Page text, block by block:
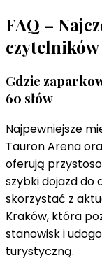
FAQ –
czytelników
Gdzie
60 słów
Najpewniejsze
Tauron Arena
oferują
szybki dojazd
skorzystać z
Kraków, która
stanowisk i
turystyczną.